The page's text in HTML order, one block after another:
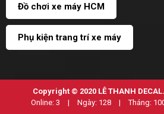
Đồ chơi xe máy HCM
Phụ kiện trang trí xe máy
Copyright © 2020 LÊ THANH DECAL
Online: 3 | Ngày: 128 | Tháng: